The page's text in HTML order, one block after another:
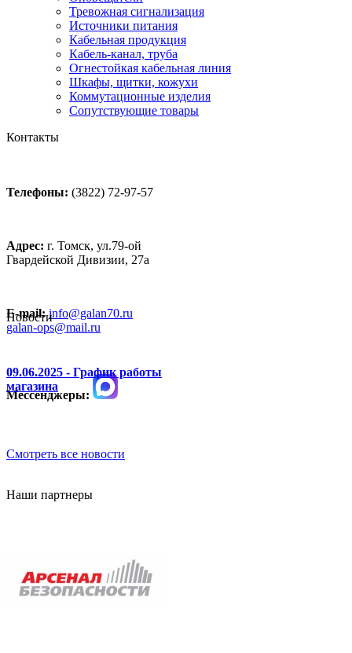
Тревожная сигнализация
Источники питания
Кабельная продукция
Кабель-канал, труба
Огнестойкая кабельная линия
Шкафы, щитки, кожухи
Коммутационные изделия
Сопутствующие товары
Контакты
Телефоны: (3822) 72-97-57
Адрес: г. Томск, ул.79-ой
Гвардейской Дивизии, 27а
E-mail: info@galan70.ru
galan-ops@mail.ru
Мессенджеры:
Новости
09.06.2025 - График работы
магазина
Смотреть все новости
Наши партнеры